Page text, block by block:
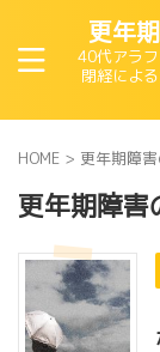
更年
40代アラ
閉経によ
HOME > 更年期障
更年期障害